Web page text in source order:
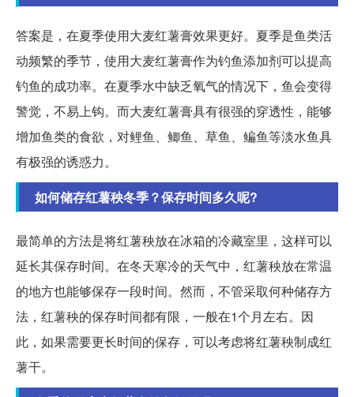
答案是，在夏季使用大麦红薯膏效果更好。夏季是鱼类活
动频繁的季节，使用大麦红薯膏作为钓鱼添加剂可以提高
钓鱼的成功率。在夏季水中缺乏氧气的情况下，鱼会变得
警觉，不易上钩。而大麦红薯膏具有很强的穿透性，能够
增加鱼类的食欲，对鲤鱼、鲫鱼、草鱼、鳊鱼等淡水鱼具
有极强的诱惑力。
如何储存红薯秧冬季？保存时间多久呢?
最简单的方法是将红薯秧放在冰箱的冷藏室里，这样可以
延长其保存时间。在冬天寒冷的天气中，红薯秧放在常温
的地方也能够保存一段时间。然而，不管采取何种储存方
法，红薯秧的保存时间都有限，一般在1个月左右。因
此，如果需要更长时间的保存，可以考虑将红薯秧制成红
薯干。